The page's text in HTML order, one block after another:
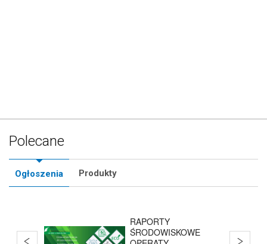
Polecane
Ogłoszenia Produkty
RAPORTY
ŚRODOWISKOWE